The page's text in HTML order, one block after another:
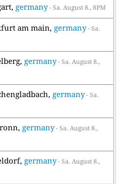
germany- Sa. August 8., 8PM
am main, germany- Sa.
germany- Sa. August 8.,
germany- Sa.
germany- Sa. August 8.,
germany- Sa. August 8.,